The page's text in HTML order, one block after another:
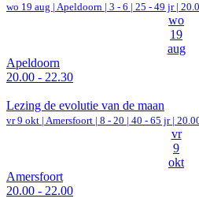
wo 19 aug | Apeldoorn | 3 - 6 | 25 - 49 jr |
wo
19
aug
Apeldoorn
20.00 - 22.30
Lezing de evolutie van de maan
vr 9 okt | Amersfoort | 8 - 20 | 40 - 65 jr |
vr
9
okt
Amersfoort
20.00 - 22.00